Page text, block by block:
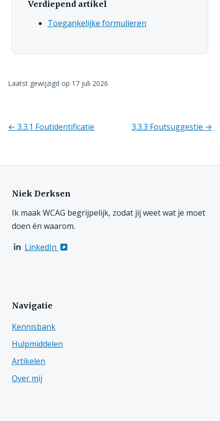
Verdiepend artikel
Toegankelijke formulieren
Laatst gewijzigd op 17 juli 2026
navigatie
← 3.3.1 Foutidentificatie 3.3.3 Foutsuggestie →
Niek Derksen
Ik maak WCAG begrijpelijk, zodat jij weet wat je moet
doen én waarom.
LinkedIn
Navigatie
Kennisbank
Hulpmiddelen
Artikelen
Over mij